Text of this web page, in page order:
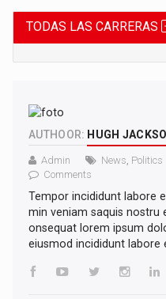
TODAS LAS CARRERAS
AUTHOOR: HUGH
Admin News Politics
Comments
Tempor incididunt labore
min veniam saquis nostru
onsequat lorem ipsum
eiusmod incididunt labore